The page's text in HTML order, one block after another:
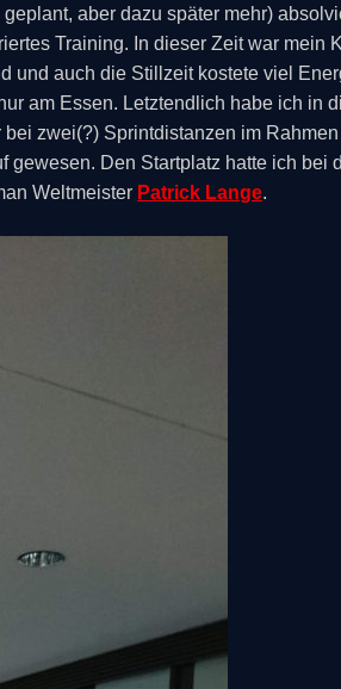
aber dazu später mehr)
Training. In dieser Zeit war mein
und auch die Stillzeit kostete viel
am Essen. Letztendlich habe ich in
zwei(?) Sprintdistanzen im
gewesen. Den Startplatz hatte ich bei
Weltmeister Patrick Lange.